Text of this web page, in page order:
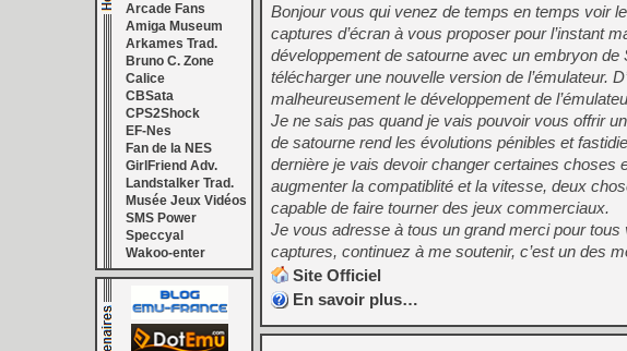
Arcade Fans
Amiga Museum
Arkames Trad.
Bruno C. Zone
Calice
CBSata
CPS2Shock
EF-Nes
Fan de la NES
GirlFriend Adv.
Landstalker Trad.
Musée Jeux Vidéos
SMS Power
Speccyal
Wakoo-enter
Bonjour vous qui venez de temps en temps voir
captures d’écran à vous proposer pour l’instant
développement de satourne avec un embryon
télécharger une nouvelle version de l’émulateur.
malheureusement le développement de
Je ne sais pas quand je vais pouvoir vous offrir
de satourne rend les évolutions pénibles et
dernière je vais devoir changer certaines choses
augmenter la compatiblité et la vitesse, deux
capable de faire tourner des jeux commerciaux.
Je vous adresse à tous un grand merci pour
captures, continuez à me soutenir, c’est un des
Site Officiel
En savoir plus…